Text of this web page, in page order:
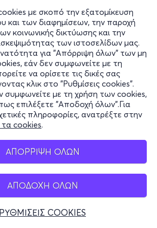
με σκοπό την εξατομίκευση
και των διαφημίσεων, την παροχή
κοινωνικής δικτύωσης και την
των ιστοσελίδων μας.
για "Απόρριψη όλων" των μη
εάν δεν συμφωνείτε με τη
να ορίσετε τις δικές σας
κλικ στο "Ρυθμίσεις cookies".
συμφωνείτε με τη χρήση των cookies,
επιλέξετε "Αποδοχή όλων".Για
πληροφορίες, ανατρέξτε στην
τα cookies.
ΑΠΟΡΡΙΨΗ ΟΛΩΝ
ΑΠΟΔΟΧΗ ΟΛΩΝ
ΡΥΘΜΙΣΕΙΣ COOKIES